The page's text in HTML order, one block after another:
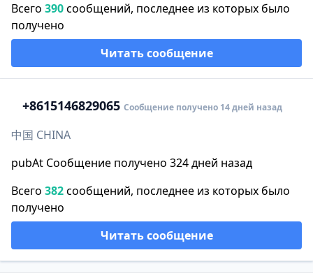
Всего 390сообщений, последнее из которых было
получено
Читать сообщение
+8615146829065 Сообщение получено 14 дней назад
中国 CHINA
pubAt Сообщение получено 324 дней назад
Всего 382сообщений, последнее из которых было
получено
Читать сообщение